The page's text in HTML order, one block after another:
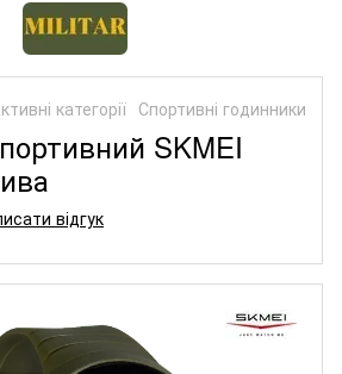
категорії Спортивні годинники
SKMEI
відгук